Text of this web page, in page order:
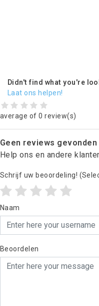
Didn't find what you're
Laat ons helpen!
average of 0 review(s)
Geen reviews gevonden
Help ons en andere
Schrijf uw beoordeling!
Naam
Beoordelen